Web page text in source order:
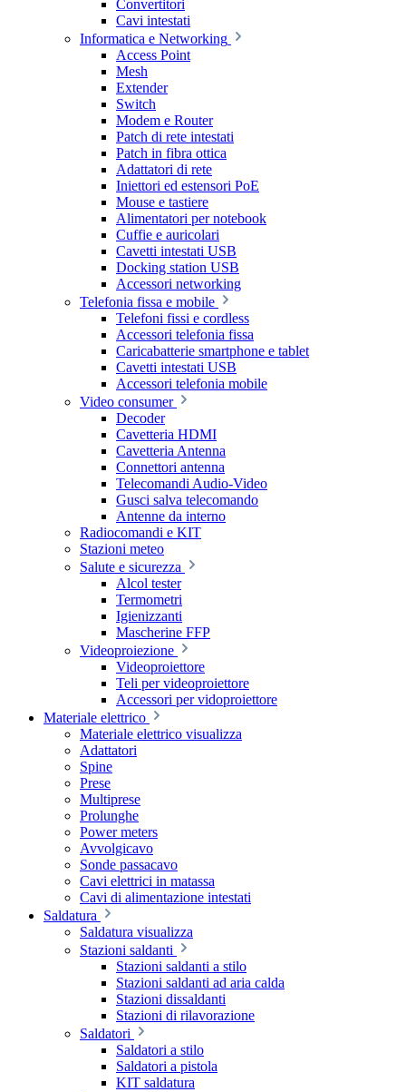
Convertitori
Cavi intestati
Informatica e Networking
Access Point
Mesh
Extender
Switch
Modem e Router
Patch di rete intestati
Patch in fibra ottica
Adattatori di rete
Iniettori ed estensori PoE
Mouse e tastiere
Alimentatori per notebook
Cuffie e auricolari
Cavetti intestati USB
Docking station USB
Accessori networking
Telefonia fissa e mobile
Telefoni fissi e cordless
Accessori telefonia fissa
Caricabatterie smartphone e tablet
Cavetti intestati USB
Accessori telefonia mobile
Video consumer
Decoder
Cavetteria HDMI
Cavetteria Antenna
Connettori antenna
Telecomandi Audio-Video
Gusci salva telecomando
Antenne da interno
Radiocomandi e KIT
Stazioni meteo
Salute e sicurezza
Alcol tester
Termometri
Igienizzanti
Mascherine FFP
Videoproiezione
Videoproiettore
Teli per videoproiettore
Accessori per vidoproiettore
Materiale elettrico
Materiale elettrico visualizza
Adattatori
Spine
Prese
Multiprese
Prolunghe
Power meters
Avvolgicavo
Sonde passacavo
Cavi elettrici in matassa
Cavi di alimentazione intestati
Saldatura
Saldatura visualizza
Stazioni saldanti
Stazioni saldanti a stilo
Stazioni saldanti ad aria calda
Stazioni dissaldanti
Stazioni di rilavorazione
Saldatori
Saldatori a stilo
Saldatori a pistola
KIT saldatura